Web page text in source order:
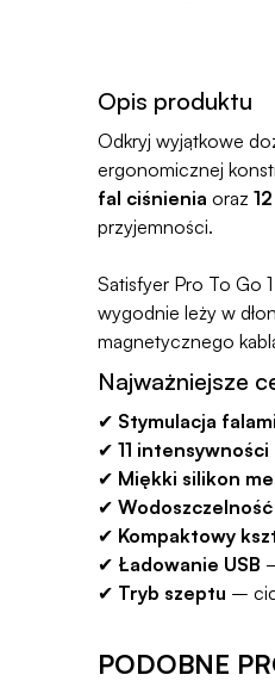
Opis produktu
Odkryj wyjątkowe
ergonomicznej
fal ciśnienia oraz
przyjemności.
Satisfyer Pro To Go 1
wygodnie leży w
magnetycznego
Najważniejsze
✔ Stymulacja
✔ 11
✔ Miękki silikon
✔ Wodoszczelność
✔ Kompaktowy
✔ Ładowanie USB
✔ Tryb szeptu –
PODOBNE